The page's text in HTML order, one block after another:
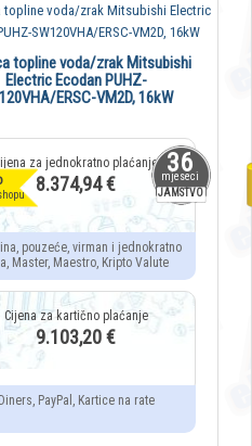
36
mjeseci
JAMSTVO
topline voda/zrak Mitsubishi
Electric Ecodan PUHZ-
ERSC-VM2D, 16kW
8.374,94 €
pouzeće, virman i jednokratno
Master, Maestro, Kripto Valute
9.103,20 €
Diners, PayPal, Kartice na rate